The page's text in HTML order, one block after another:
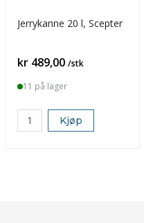
Jerrykanne 20 l, Scepter
Pris
kr 489,00 /stk
11 på lager
Kjøp